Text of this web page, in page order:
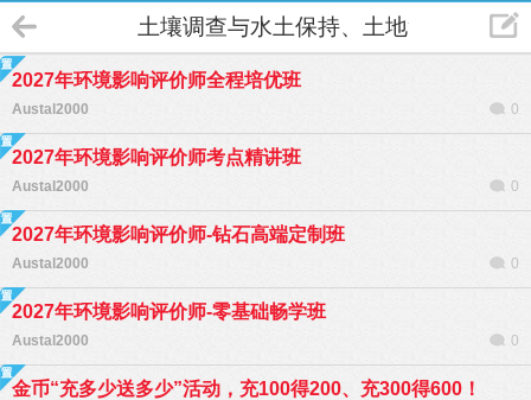
土壤调查与水土保持、土地复垦
2027年环境影响评价师全程培优班
Austal2000 0
2027年环境影响评价师考点精讲班
Austal2000 0
2027年环境影响评价师-钻石高端定制班
Austal2000 0
2027年环境影响评价师-零基础畅学班
Austal2000 0
金币“充多少送多少”活动，充100得200、充300得600！